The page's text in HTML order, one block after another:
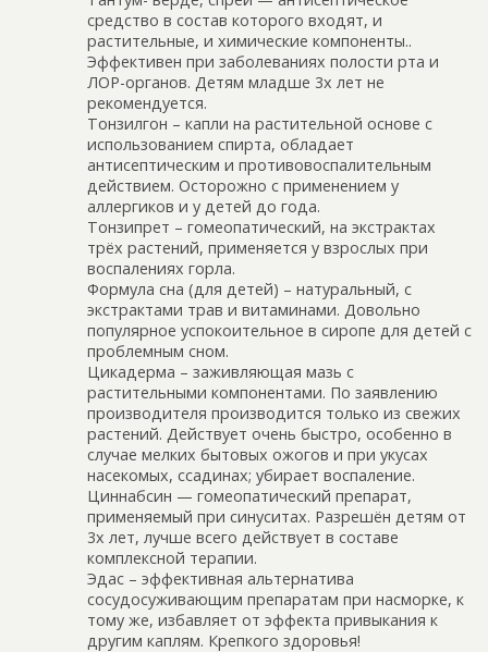
средство в состав которого входят, и
растительные, и химические компоненты..
Эффективен при заболеваниях полости рта и
ЛОР-органов. Детям младше 3х лет не
рекомендуется.
Тонзилгон – капли на растительной основе с
использованием спирта, обладает
антисептическим и противовоспалительным
действием. Осторожно с применением у
аллергиков и у детей до года.
Тонзипрет – гомеопатический, на экстрактах
трёх растений, применяется у взрослых при
воспалениях горла.
Формула сна (для детей) – натуральный, с
экстрактами трав и витаминами. Довольно
популярное успокоительное в сиропе для детей с
проблемным сном.
Цикадерма – заживляющая мазь с
растительными компонентами. По заявлению
производителя производится только из свежих
растений. Действует очень быстро, особенно в
случае мелких бытовых ожогов и при укусах
насекомых, ссадинах; убирает воспаление.
Циннабсин — гомеопатический препарат,
применяемый при синуситах. Разрешён детям от
3х лет, лучше всего действует в составе
комплексной терапии.
Эдас – эффективная альтернатива
сосудосуживающим препаратам при насморке, к
тому же, избавляет от эффекта привыкания к
другим каплям. Крепкого здоровья!